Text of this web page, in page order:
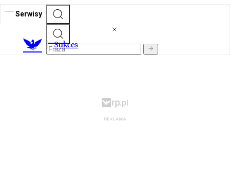
Serwisy
Sukces